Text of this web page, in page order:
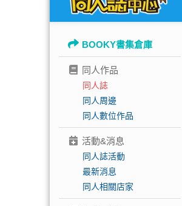
BOOKY書集倉庫
同人作品
同人誌
同人周邊
同人數位作品
活動&消息
同人誌活動
最新消息
同人相關店家